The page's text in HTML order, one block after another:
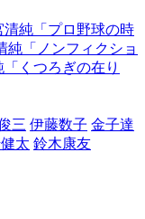
清純「プロ野球の時
純「ノンフィクショ
「くつろぎの在り
三 伊藤数子 金子達
太 鈴木康友